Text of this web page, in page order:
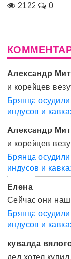
2122
0
Александр
и корейцев
Брянца
индусов и
Александр
и корейцев
Брянца
индусов и
Елена
Сейчас они
Брянца
индусов и
кувалда
дед хотел